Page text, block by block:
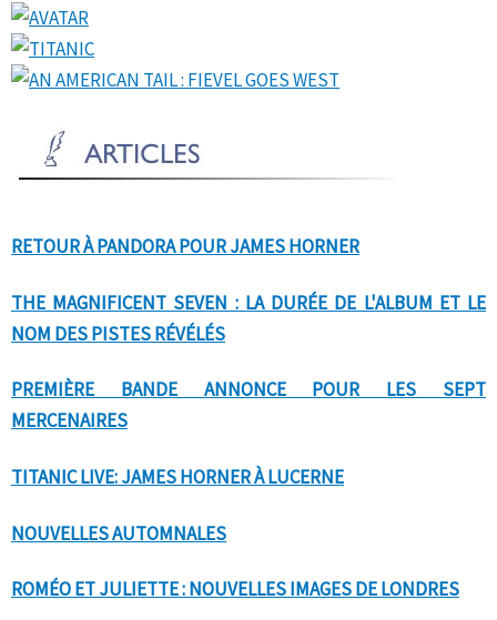
RETOUR À PANDORA POUR JAMES HORNER
THE MAGNIFICENT SEVEN : LA DURÉE DE L'ALBUM ET LE
NOM DES PISTES RÉVÉLÉS
PREMIÈRE BANDE ANNONCE POUR LES SEPT
MERCENAIRES
TITANIC LIVE: JAMES HORNER À LUCERNE
NOUVELLES AUTOMNALES
ROMÉO ET JULIETTE : NOUVELLES IMAGES DE LONDRES